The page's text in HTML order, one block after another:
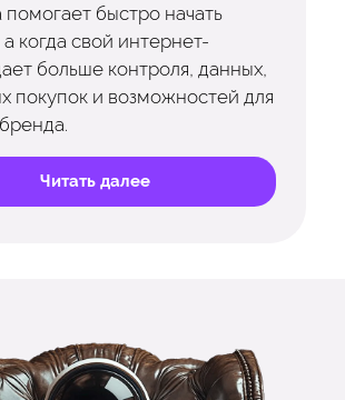
быстро начать
когда свой интернет-
больше контроля, данных,
покупок и возможностей для
Читать далее